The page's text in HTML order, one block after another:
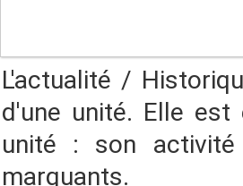
L'actualité /
d'une unité. Elle est
unité : son
marquants.